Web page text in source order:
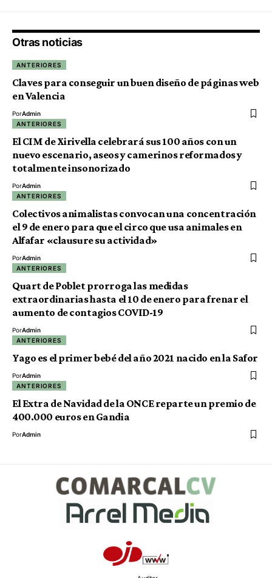
Otras noticias
ANTERIORES
Claves para conseguir un buen diseño de páginas web
en Valencia
PorAdmin
ANTERIORES
El CIM de Xirivella celebrará sus 100 años con un
nuevo escenario, aseos y camerinos reformados y
totalmente insonorizado
PorAdmin
ANTERIORES
Colectivos animalistas convocan una concentración
el 9 de enero para que el circo que usa animales en
Alfafar «clausure su actividad»
PorAdmin
ANTERIORES
Quart de Poblet prorroga las medidas
extraordinarias hasta el 10 de enero para frenar el
aumento de contagios COVID-19
PorAdmin
ANTERIORES
Yago es el primer bebé del año 2021 nacido en la Safor
PorAdmin
ANTERIORES
El Extra de Navidad de la ONCE reparte un premio de
400.000 euros en Gandia
PorAdmin